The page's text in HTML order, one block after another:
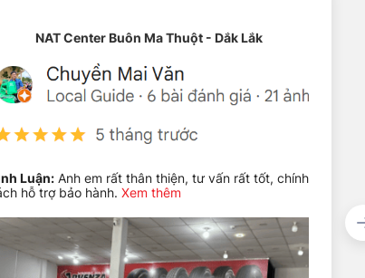
NAT Center Buôn Ma Thuột - Dắk Lắk
Luận:Anh em rất thân thiện, tư vấn rất tốt, chính
hỗ trợ bảo hành. Xem thêm